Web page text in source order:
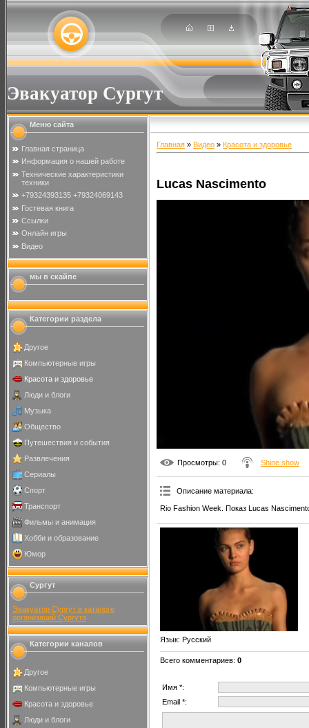
Эвакуатор Сургут
Меню сайта
Главная страница
Информация о нашей работе
Технические характеристики
техники
+79324393135 +79324069143
Гостевая книга
Ссылки
Онлайн игры
Видео
мы в скайпе
Категории раздела
Другое
Компьютерные игры
Красота и здоровье
Люди и блоги
Музыка
Общество
Путешествия и события
Развлечения
Сериалы
Спорт
Транспорт
Фильмы и анимация
Хобби и образование
Юмор
Сургут
Эвакуатор Сургут в каталоге
организаций Сургута
Категории каналов
Другое
Компьютерные игры
Красота и здоровье
Люди и блоги
Главная » Видео » Красота и здоровье
Lucas Nascimento
Просмотры: 0 Shine show
Описание материала:
Rio Fashion Week. Показ Lucas
Язык: Русский
Всего комментариев: 0
Имя *:
Email *: